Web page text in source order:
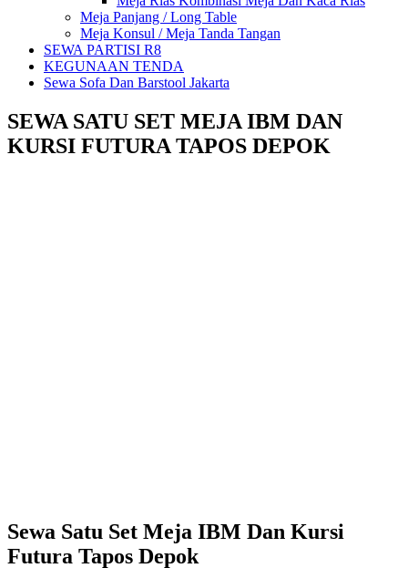
Meja Panjang / Long Table
Meja Konsul / Meja Tanda Tangan
SEWA PARTISI R8
KEGUNAAN TENDA
Sewa Sofa Dan Barstool Jakarta
SEWA SATU SET MEJA IBM DAN
KURSI FUTURA TAPOS DEPOK
Sewa Satu Set Meja IBM Dan Kursi
Futura Tapos Depok